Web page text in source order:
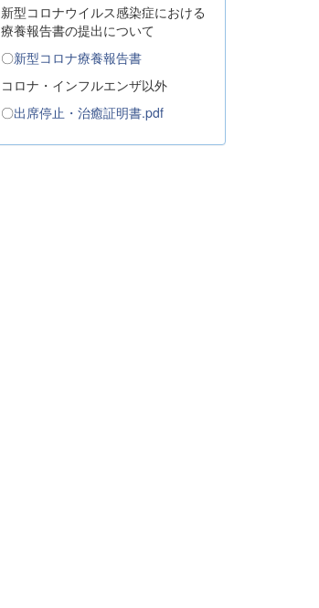
新型コロナウイルス感染症における
療養報告書の提出について
〇新型コロナ療養報告書
コロナ・インフルエンザ以外
〇出席停止・治癒証明書.pdf